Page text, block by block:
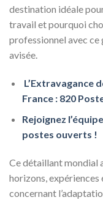
destination idéale
travail et pourquoi
professionnel avec ce
avisée.
L’Extravagance
France : 820
Rejoignez
postes ouverts !
Ce détaillant mondial
horizons, expériences
concernant